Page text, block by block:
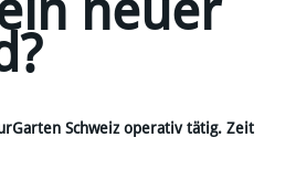
neuer
Schweiz operativ tätig. Zeit